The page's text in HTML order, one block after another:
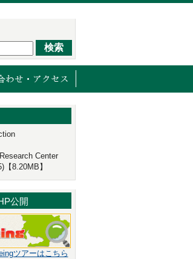
の取り組み減災館について
Center
8.20MB】
公開
ツアーはこちら